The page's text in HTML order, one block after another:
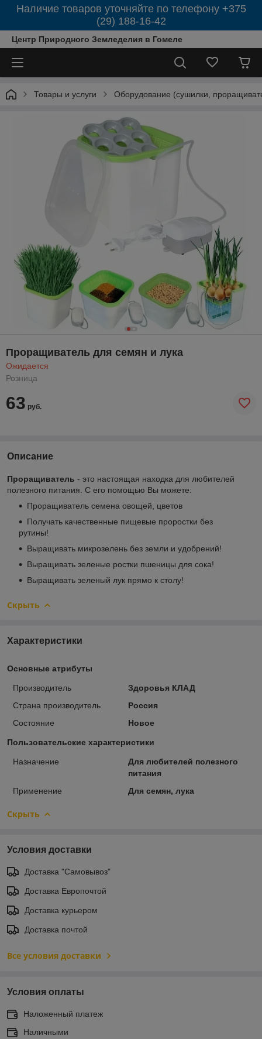
Наличие товаров уточняйте по телефону +375
(29) 188-16-42
Центр Природного Земледелия в Гомеле
Товары и услуги Оборудование (сушилки,
Проращиватель для семян и лука
Ожидается
Розница
63 руб.
Описание
Проращиватель - это настоящая находка для любителей
полезного питания. С его помощью Вы можете:
Проращиватель семена овощей, цветов
Получать качественные пищевые проростки без
рутины!
Выращивать микрозелень без земли и удобрений!
Выращивать зеленые ростки пшеницы для сока!
Выращивать зеленый лук прямо к столу!
Скрыть
Характеристики
Основные атрибуты
Производитель
Здоровья КЛАД
Страна производитель
Россия
Состояние
Новое
Пользовательские характеристики
Назначение
Для любителей полезного
питания
Применение
Для семян, лука
Скрыть
Условия доставки
Доставка "Самовывоз"
Доставка Европочтой
Доставка курьером
Доставка почтой
Все условия доставки
Условия оплаты
Наложенный платеж
Наличными